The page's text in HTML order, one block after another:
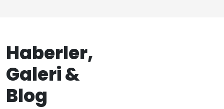
Haberler,
Galeri &
Blog